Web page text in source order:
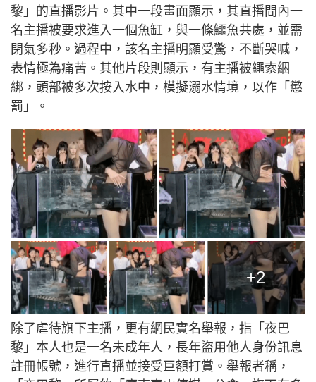
黎」的直播影片。其中一段畫面顯示，其直播間內一
名主播被要求進入一個魚缸，與一條鱷魚共處，並需
閉氣多秒。過程中，該名主播明顯受驚，不斷哭喊，
表情極為痛苦。其他片段則顯示，有主播被繩索綑
綁，頭部被多次按入水中，模擬溺水情境，以作「懲
罰」。
+2
除了虐待旗下主播，更有網民實名舉報，指「夜巴
黎」本人也是一名未成年人，長年盜用他人身份訊息
註冊帳號，進行直播並接受巨額打賞。舉報者稱，